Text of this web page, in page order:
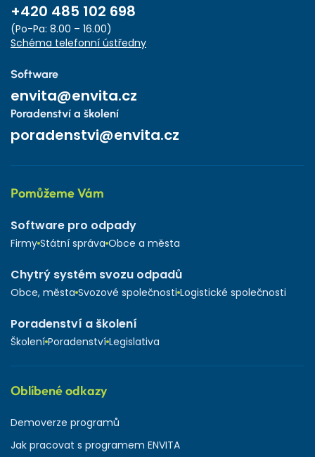
+420 485 102 698
(Po-Pa: 8.00 – 16.00)
Schéma telefonní ústředny
Software
envita@envita.cz
Poradenství a školení
poradenstvi@envita.cz
Pomůžeme Vám
Software pro odpady
Firmy Státní správa Obce a města
Chytrý systém svozu odpadů
Obce, města Svozové společnosti Logistické společnosti
Poradenství a školení
Školení Poradenství Legislativa
Oblíbené odkazy
Demoverze programů
Jak pracovat s programem ENVITA